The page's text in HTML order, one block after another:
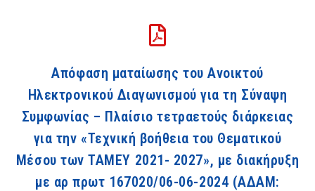
Απόφαση ματαίωσης του Ανοικτού
Ηλεκτρονικού Διαγωνισμού για τη Σύναψη
Συμφωνίας – Πλαίσιο τετραετούς διάρκειας
για την «Τεχνική βοήθεια του Θεματικού
Μέσου των ΤΑΜΕΥ 2021- 2027», με διακήρυξη
με αρ πρωτ 167020/06-06-2024 (ΑΔΑΜ: